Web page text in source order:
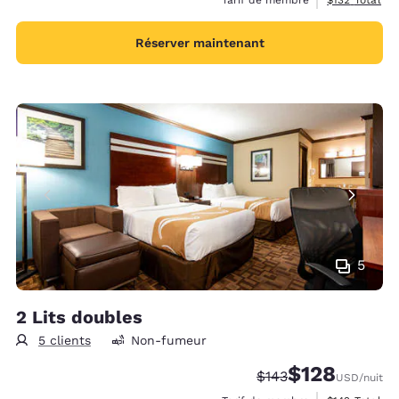
Réserver maintenant
5
2 Lits doubles
5 clients Non-fumeur
Tarif barré :
$143Tarif réduit :
$128USD/nuit